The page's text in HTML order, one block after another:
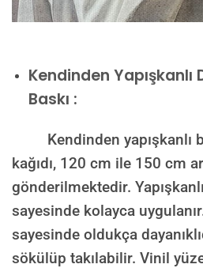
Kendinden Yapışkanlı
Baskı :
Kendinden yapışkanlı
kağıdı, 120 cm ile 150 cm
gönderilmektedir.
sayesinde kolayca
sayesinde oldukça
sökülüp takılabilir. Vinil